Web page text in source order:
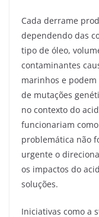
Cada derrame
dependendo das
tipo de óleo,
contaminantes
marinhos e
de mutações
no contexto do
funcionariam
problemática não
urgente o
os impactos do
soluções.
Iniciativas como a